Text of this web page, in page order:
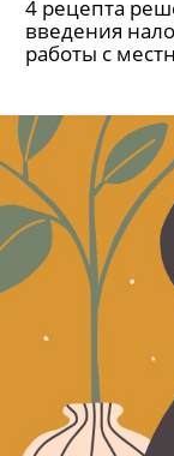
4 рецепта
введения
работы с